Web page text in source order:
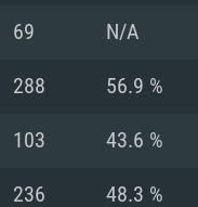
사
69 N/A
288 56.9 %
103 43.6 %
236 48.3 %